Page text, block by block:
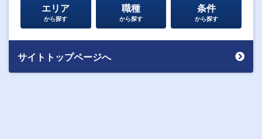
エリア
から探す
職種
から探す
条件
から探す
サイトトップページへ